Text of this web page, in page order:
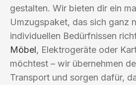
gestalten. Wir bieten dir ein
Umzugspaket, das sich ganz
individuellen Bedürfnissen
Möbel, Elektrogeräte oder
möchtest – wir übernehmen
Transport und sorgen dafür,